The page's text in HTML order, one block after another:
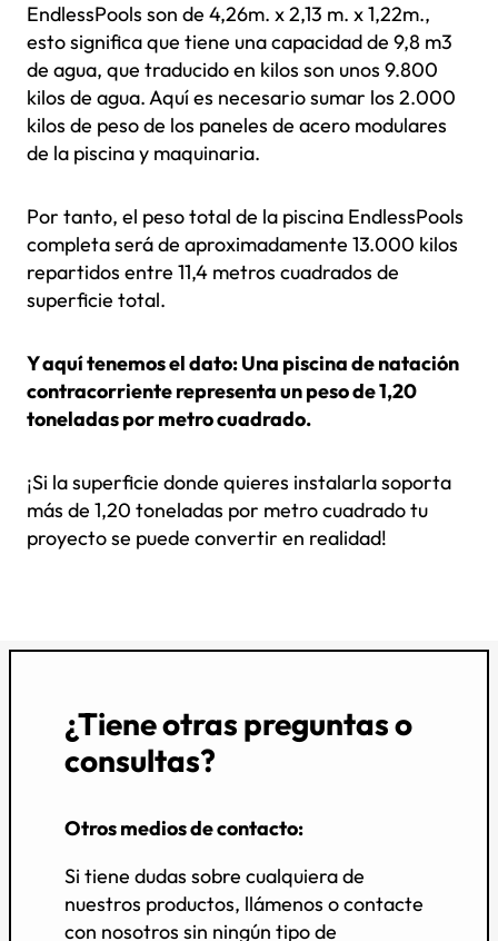
EndlessPools son de 4,26m. x 2,13 m. x 1,22m.,
esto significa que tiene una capacidad de 9,8 m3
de agua, que traducido en kilos son unos 9.800
kilos de agua. Aquí es necesario sumar los 2.000
kilos de peso de los paneles de acero modulares
de la piscina y maquinaria.
Por tanto, el peso total de la piscina EndlessPools
completa será de aproximadamente 13.000 kilos
repartidos entre 11,4 metros cuadrados de
superficie total.
Y aquí tenemos el dato: Una piscina de natación
contracorriente representa un peso de 1,20
toneladas por metro cuadrado.
¡Si la superficie donde quieres instalarla soporta
más de 1,20 toneladas por metro cuadrado tu
proyecto se puede convertir en realidad!
¿Tiene otras preguntas o
consultas?
Otros medios de contacto:
Si tiene dudas sobre cualquiera de
nuestros productos, llámenos o contacte
con nosotros sin ningún tipo de